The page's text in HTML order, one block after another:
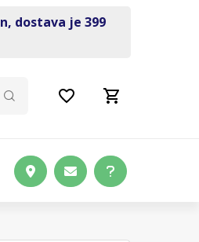
dostava je 399